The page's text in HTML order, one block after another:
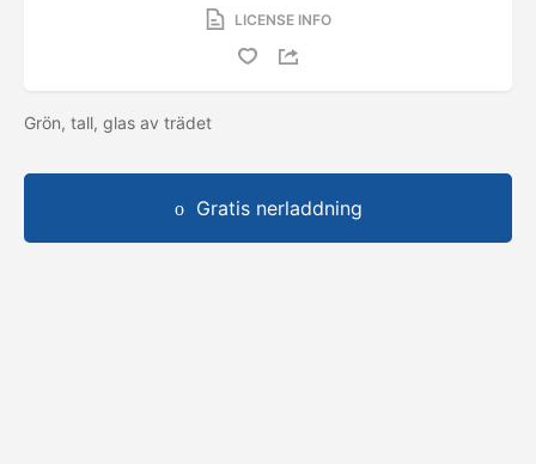
LICENSE INFO
Grön, tall, glas av trädet
Gratis nerladdning